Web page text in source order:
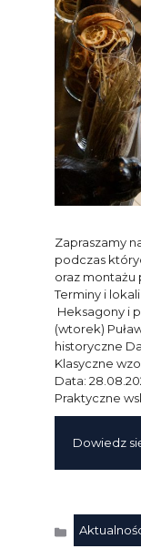
Zapraszamy
podczas
oraz montażu
Terminy i
Heksagony i
(wtorek)
historyczne
Klasyczne
Data:
Praktyczne
Dowiedz
Kategorie